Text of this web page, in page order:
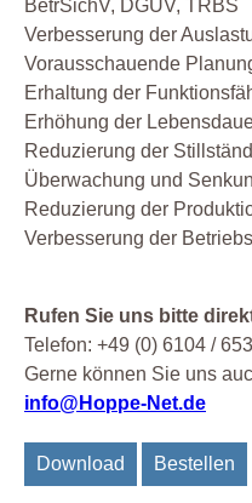
BetrSichV, DGUV, TRBS
Verbesserung der
Vorausschauende
Erhaltung der
Erhöhung der
Reduzierung der
Überwachung und
Reduzierung der
Verbesserung der
Rufen Sie uns bitte
Telefon: +49 (0) 6104 /
Gerne können Sie uns
info@Hoppe-Net.de
Download Bestellen